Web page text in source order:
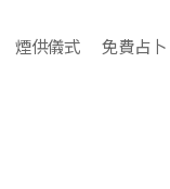
煙供儀式 免費占卜